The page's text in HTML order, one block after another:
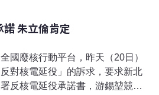
朱立倫肯定
國廢核行動平台，昨天（20日）
對核電延役」的訴求，要求新北
反核電延役承諾書，游錫堃競選